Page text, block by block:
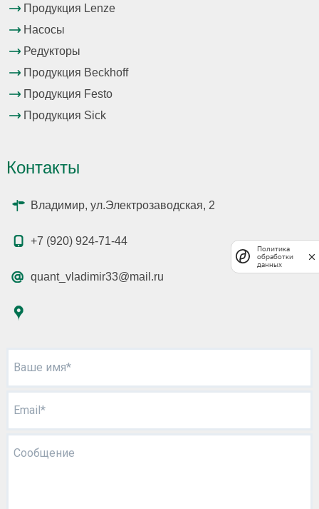
Продукция Lenze
Насосы
Редукторы
Продукция Beckhoff
Продукция Festo
Продукция Sick
Контакты
Владимир, ул.Электрозаводская, 2
+7 (920) 924-71-44
quant_vladimir33@mail.ru
Ваше имя*
Email*
Сообщение
Политика
обработки
данных